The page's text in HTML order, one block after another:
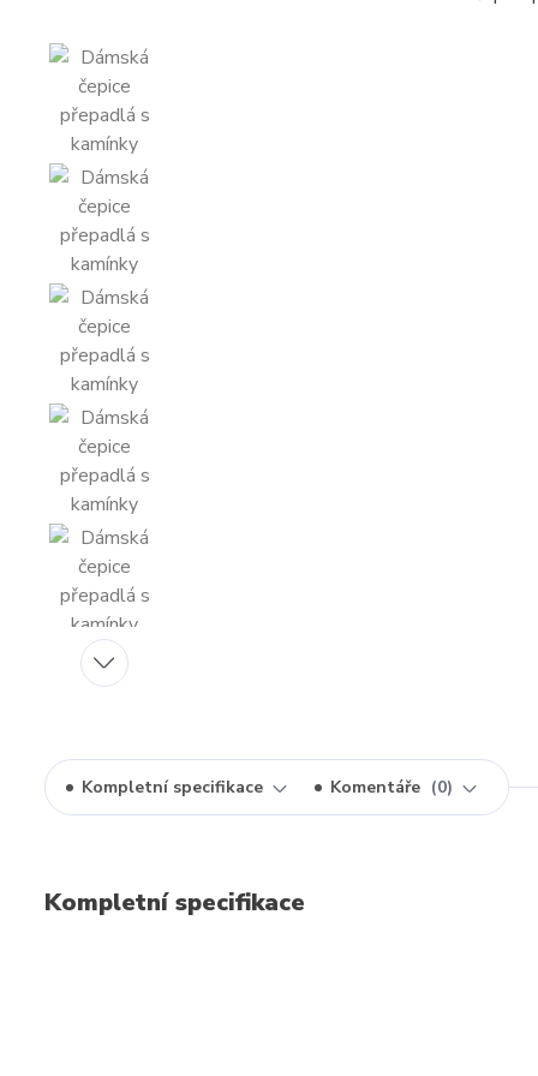
Kompletní specifikace Komentáře 0
Kompletní specifikace